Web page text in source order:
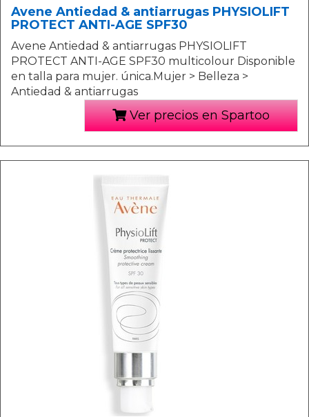
Avene Antiedad & antiarrugas PHYSIOLIFT
PROTECT ANTI-AGE SPF30
Avene Antiedad & antiarrugas PHYSIOLIFT
PROTECT ANTI-AGE SPF30 multicolour Disponible
en talla para mujer. única.Mujer > Belleza >
Antiedad & antiarrugas
Ver precios en Spartoo